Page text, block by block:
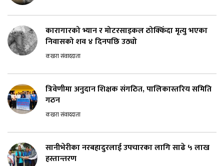
कारागारको भ्यान र मोटरसाइकल ठोक्किँदा मृत्यु भएका
निवासको शव ४ दिनपछि उठ्यो
कखरा संवाददाता
त्रिवेणीमा अनुदान शिक्षक संगठित, पालिकास्तरिय समिति
गठन
कखरा संवाददाता
सानीभेरीका नरबहादुरलाई उपचारका लागि साढे ५ लाख
हस्तान्तरण